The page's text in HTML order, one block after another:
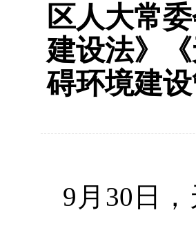
区人大常
建设法》
碍环境建
9 月 30 日